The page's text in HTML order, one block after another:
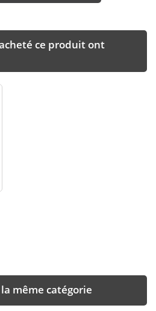
ce produit ont
même catégorie